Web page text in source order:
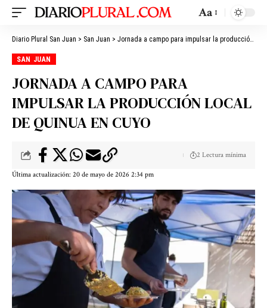
Aa
Diario Plural San Juan > San Juan > Jornada a campo para impulsar la producción local de quinua en Cuyo
SAN JUAN
JORNADA A CAMPO PARA
IMPULSAR LA PRODUCCIÓN LOCAL
DE QUINUA EN CUYO
Última actualización: 20 de mayo de 2026 2:34 pm
2 Lectura mínima